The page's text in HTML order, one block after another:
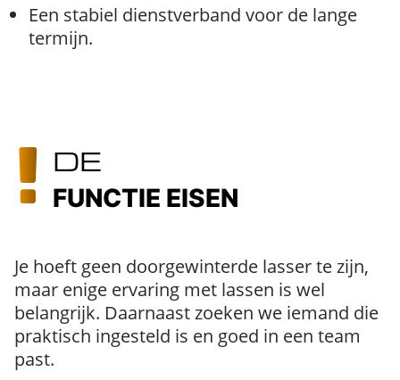
Een stabiel dienstverband voor de lange
termijn.
DE
FUNCTIE EISEN
Je hoeft geen doorgewinterde lasser te zijn,
maar enige ervaring met lassen is wel
belangrijk. Daarnaast zoeken we iemand die
praktisch ingesteld is en goed in een team
past.